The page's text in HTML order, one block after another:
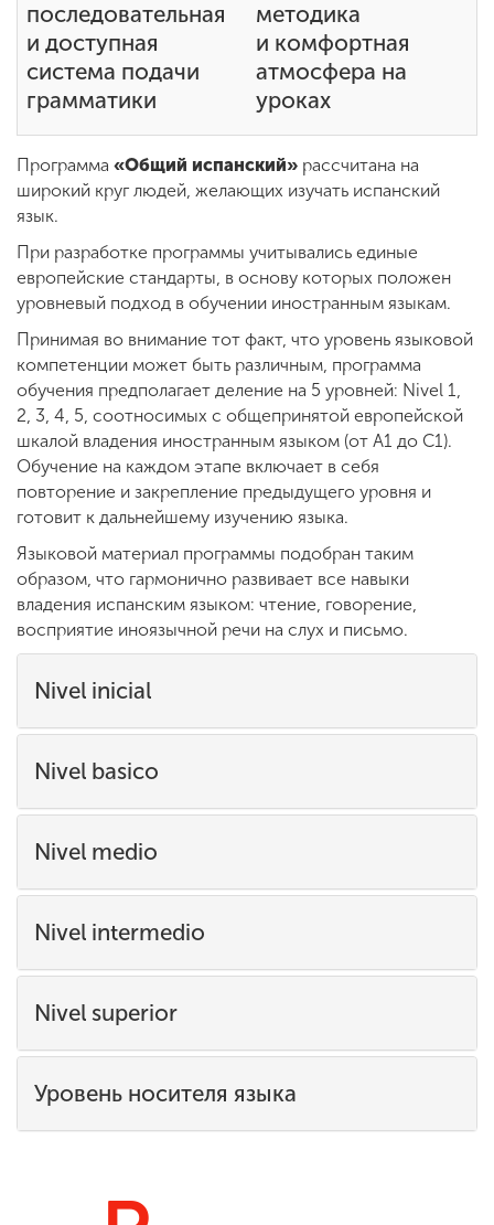
Сведения об
образовательной
организации
ENG SPN CHI
Приемная
комиссия
+7 (831) 262-26-20
последовательная
и доступная
система подачи
грамматики
методика
и комфортная
атмосфера на
уроках
Программа «Общий испанский» рассчитана на
широкий круг людей, желающих изучать испанский
язык.
При разработке программы учитывались единые
европейские стандарты, в основу которых положен
уровневый подход в обучении иностранным языкам.
Принимая во внимание тот факт, что уровень языковой
компетенции может быть различным, программа
обучения предполагает деление на 5 уровней: Nivel 1,
2, 3, 4, 5, соотносимых с общепринятой европейской
шкалой владения иностранным языком (от А1 до С1).
Обучение на каждом этапе включает в себя
повторение и закрепление предыдущего уровня и
готовит к дальнейшему изучению языка.
Языковой материал программы подобран таким
образом, что гармонично развивает все навыки
владения испанским языком: чтение, говорение,
восприятие иноязычной речи на слух и письмо.
Nivel inicial
Nivel basico
Nivel medio
Nivel intermedio
Nivel superior
Уровень носителя языка